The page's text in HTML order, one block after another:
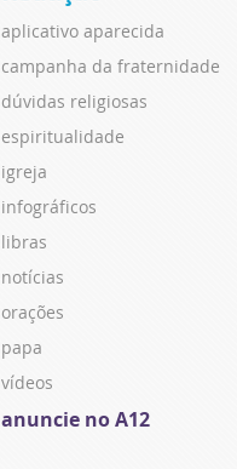
aplicativo aparecida
campanha da fraternidade
dúvidas religiosas
espiritualidade
igreja
infográficos
libras
notícias
orações
papa
vídeos
anuncie no A12